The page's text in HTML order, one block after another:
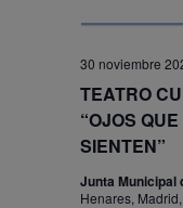
TEATRO
“OJOS
SIENTEN”
30 noviembre
Junta Municipal
Henares,